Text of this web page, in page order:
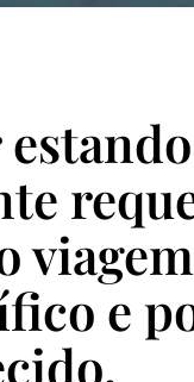
viagem
e